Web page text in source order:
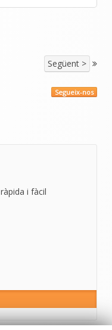
Següent >
Segueix-nos
i fàcil